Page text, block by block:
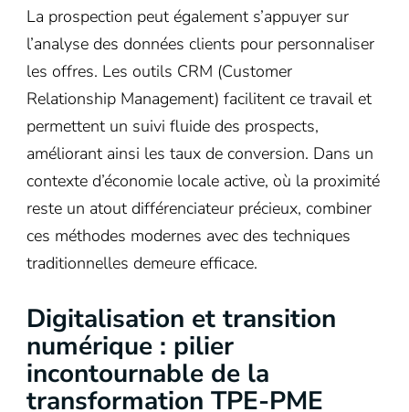
La prospection peut également s’appuyer sur
l’analyse des données clients pour personnaliser
les offres. Les outils CRM (Customer
Relationship Management) facilitent ce travail et
permettent un suivi fluide des prospects,
améliorant ainsi les taux de conversion. Dans un
contexte d’économie locale active, où la proximité
reste un atout différenciateur précieux, combiner
ces méthodes modernes avec des techniques
traditionnelles demeure efficace.
Digitalisation et transition
numérique : pilier
incontournable de la
transformation TPE-PME